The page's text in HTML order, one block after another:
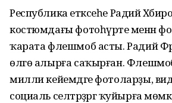
Республика етәксеһе Радий
костюмдағы фотоһүрәте менән
ҡарата флешмоб асты. Радий
өлгө алырға саҡырған.
милли кейемдәге фотоларҙы,
социаль селтәрҙәргә ҡуйырға